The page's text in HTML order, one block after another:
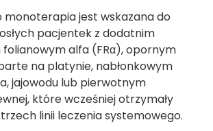
monoterapia jest wskazana do
pacjentek z dodatnim
alfa (FRα), opornym
na platynie, nabłonkowym
jajowodu lub pierwotnym
które wcześniej otrzymały
linii leczenia systemowego.